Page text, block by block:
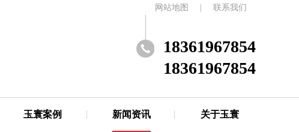
网站地图 联系我们
18361967854
18361967854
玉寰案例 新闻资讯 关于玉寰